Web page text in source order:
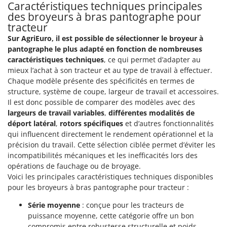
Caractéristiques techniques principales
des broyeurs à bras pantographe pour
tracteur
Sur AgriEuro, il est possible de sélectionner le broyeur à
pantographe le plus adapté en fonction de nombreuses
caractéristiques techniques, ce qui permet d’adapter au
mieux l’achat à son tracteur et au type de travail à effectuer.
Chaque modèle présente des spécificités en termes de
structure, système de coupe, largeur de travail et accessoires.
Il est donc possible de comparer des modèles avec des
largeurs de travail variables, différentes modalités de
déport latéral, rotors spécifiques et d’autres fonctionnalités
qui influencent directement le rendement opérationnel et la
précision du travail. Cette sélection ciblée permet d’éviter les
incompatibilités mécaniques et les inefficacités lors des
opérations de fauchage ou de broyage.
Voici les principales caractéristiques techniques disponibles
pour les broyeurs à bras pantographe pour tracteur :
Série moyenne : conçue pour les tracteurs de
puissance moyenne, cette catégorie offre un bon